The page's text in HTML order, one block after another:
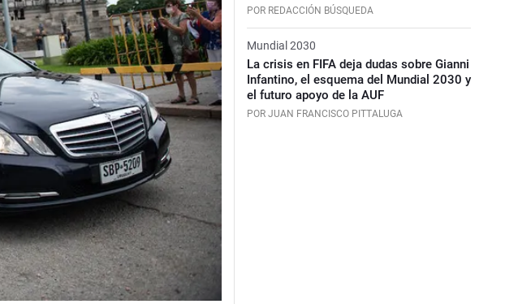
POR REDACCIÓN BÚSQUEDA
Mundial 2030
La crisis en FIFA deja dudas sobre Gianni
Infantino, el esquema del Mundial 2030 y
el futuro apoyo de la AUF
POR JUAN FRANCISCO PITTALUGA